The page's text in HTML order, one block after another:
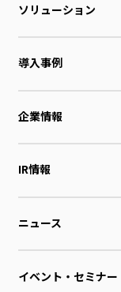
ソリューション
導入事例
企業情報
IR情報
ニュース
イベント・セミナー